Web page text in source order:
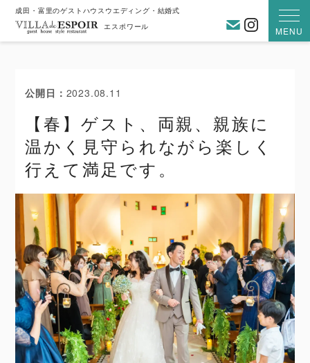
成田・富里のゲストハウスウエディング・結婚式
エスポワール
MENU
お問い合わ
公開日 2023.08.11
【春】ゲスト、両親、親族に
温かく見守られながら楽しく
行えて満足です。